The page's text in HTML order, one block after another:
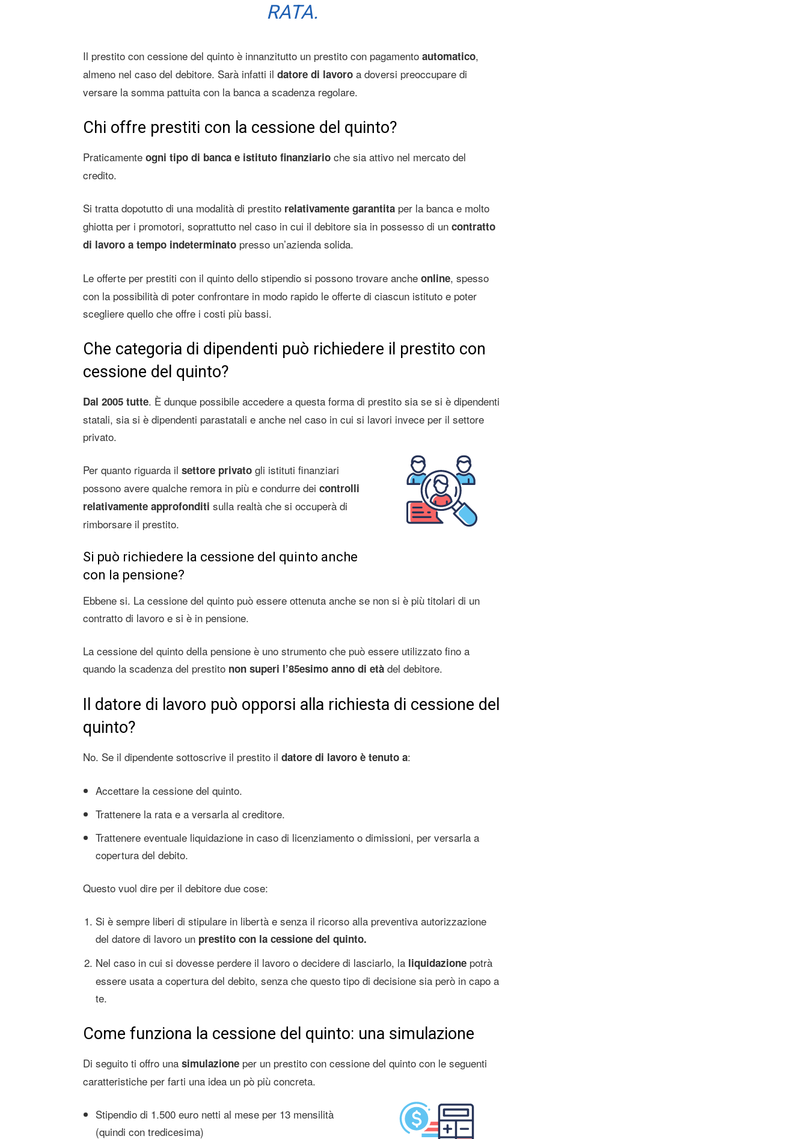
RATA.
Il prestito con cessione del quinto è innanzitutto un prestito con pagamento automatico,
almeno nel caso del debitore. Sarà infatti il datore di lavoro a doversi preoccupare di
versare la somma pattuita con la banca a scadenza regolare.
Chi offre prestiti con la cessione del quinto?
Praticamente ogni tipo di banca e istituto finanziario che sia attivo nel mercato del
credito.
Si tratta dopotutto di una modalità di prestito relativamente garantita per la banca e molto
ghiotta per i promotori, soprattutto nel caso in cui il debitore sia in possesso di un contratto
di lavoro a tempo indeterminato presso un’azienda solida.
Le offerte per prestiti con il quinto dello stipendio si possono trovare anche online, spesso
con la possibilità di poter confrontare in modo rapido le offerte di ciascun istituto e poter
scegliere quello che offre i costi più bassi.
Che categoria di dipendenti può richiedere il prestito con
cessione del quinto?
Dal 2005 tutte. È dunque possibile accedere a questa forma di prestito sia se si è dipendenti
statali, sia si è dipendenti parastatali e anche nel caso in cui si lavori invece per il settore
privato.
Per quanto riguarda il settore privato gli istituti finanziari
possono avere qualche remora in più e condurre dei controlli
relativamente approfonditi sulla realtà che si occuperà di
rimborsare il prestito.
Si può richiedere la cessione del quinto anche
con la pensione?
Ebbene si. La cessione del quinto può essere ottenuta anche se non si è più titolari di un
contratto di lavoro e si è in pensione.
La cessione del quinto della pensione è uno strumento che può essere utilizzato fino a
quando la scadenza del prestito non superi l’85esimo anno di età del debitore.
Il datore di lavoro può opporsi alla richiesta di cessione del
quinto?
No. Se il dipendente sottoscrive il prestito il datore di lavoro è tenuto a:
Accettare la cessione del quinto.
Trattenere la rata e a versarla al creditore.
Trattenere eventuale liquidazione in caso di licenziamento o dimissioni, per versarla a
copertura del debito.
Questo vuol dire per il debitore due cose:
Si è sempre liberi di stipulare in libertà e senza il ricorso alla preventiva autorizzazione
del datore di lavoro un prestito con la cessione del quinto.
Nel caso in cui si dovesse perdere il lavoro o decidere di lasciarlo, la liquidazione potrà
essere usata a copertura del debito, senza che questo tipo di decisione sia però in capo a
te.
Come funziona la cessione del quinto: una simulazione
Di seguito ti offro una simulazione per un prestito con cessione del quinto con le seguenti
caratteristiche per farti una idea un pò più concreta.
Stipendio di 1.500 euro netti al mese per 13 mensilità
(quindi con tredicesima)